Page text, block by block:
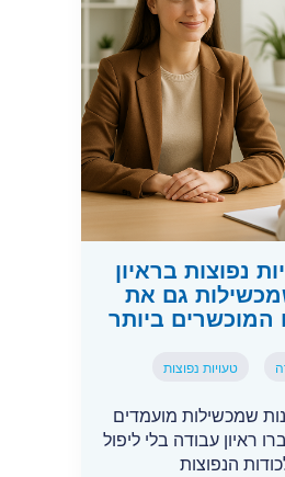
נפוצות בראיון
גם את
המוכשרים ביותר
טעויות נפוצות
שמכשילות מועמדים
ראיון עבודה בלי ליפול
הנפוצות